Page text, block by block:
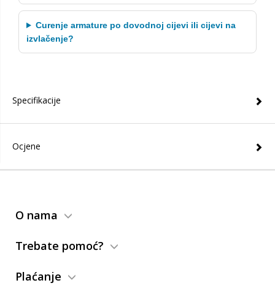
Curenje armature po dovodnoj cijevi ili cijevi na
izvlačenje?
Specifikacije
Ocjene
O nama
Trebate pomoć?
Plaćanje